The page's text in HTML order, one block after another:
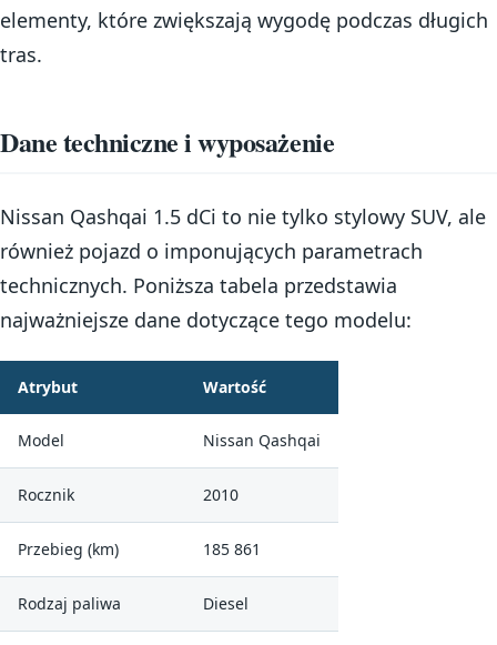
elementy, które zwiększają wygodę podczas długich
tras.
Dane techniczne i wyposażenie
Nissan Qashqai 1.5 dCi to nie tylko stylowy SUV, ale
również pojazd o imponujących parametrach
technicznych. Poniższa tabela przedstawia
najważniejsze dane dotyczące tego modelu:
Atrybut Wartość
Model Nissan Qashqai
Rocznik 2010
Przebieg (km) 185 861
Rodzaj paliwa Diesel